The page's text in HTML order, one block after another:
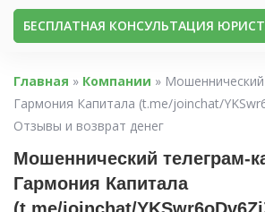
БЕСПЛАТНАЯ КОНСУЛЬТАЦИЯ
Главная » Компании »
Гармония Капитала (t.me/joinchat/
Отзывы и возврат денег
Мошеннический телеграм-
Гармония Капитала